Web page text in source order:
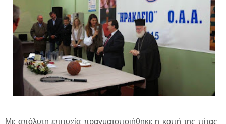
Με απόλυτη επιτυχία πραγματοποιήθηκε η κοπή της πίτας